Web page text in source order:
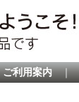
ご利用案内 ｜